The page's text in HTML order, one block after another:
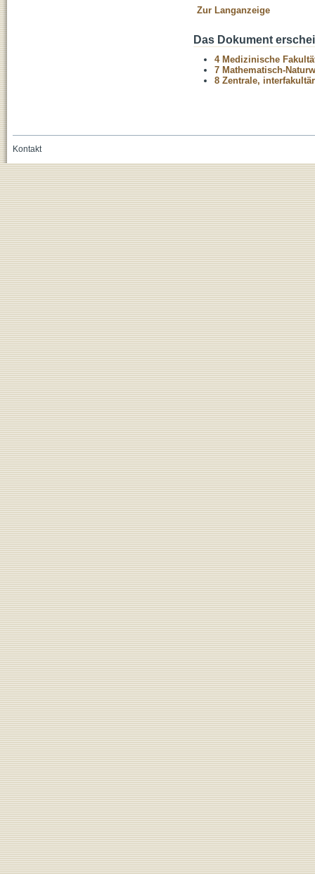
Zur Langanzeige
Das Dokument
4 Medizinische
7 Mathematisch-
8 Zentrale,
Kontakt